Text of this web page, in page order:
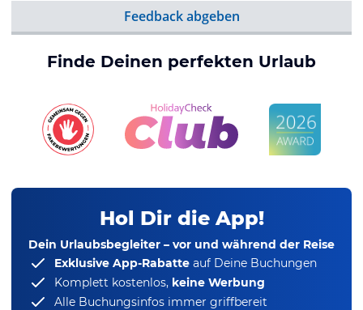
Feedback abgeben
Finde Deinen perfekten Urlaub
Hol Dir die App!
Dein Urlaubsbegleiter – vor und während der Reise
Exklusive App-Rabatte auf Deine Buchungen
Komplett kostenlos, keine Werbung
Alle Buchungsinfos immer griffbereit